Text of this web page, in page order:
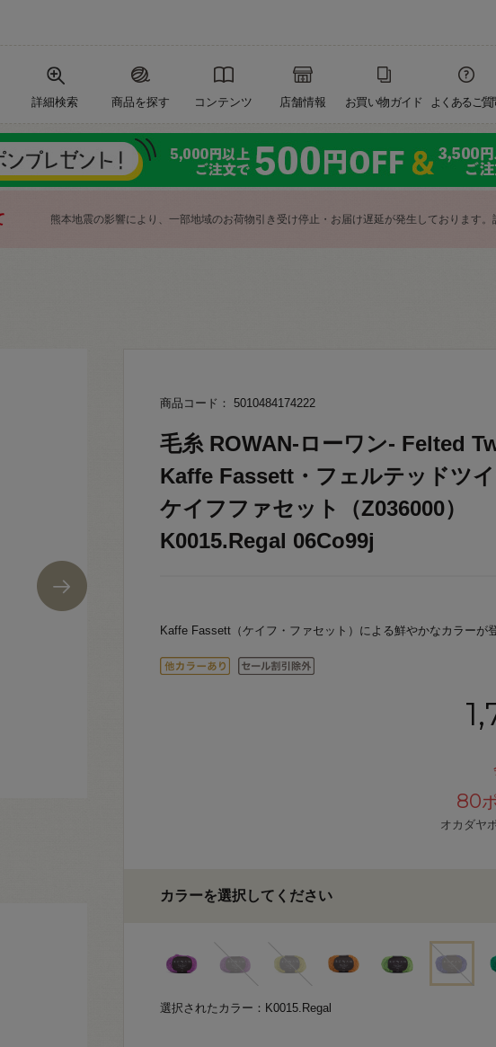
詳細検索 商品を探す コンテンツ 店舗情報 お買い物ガイド よくあるご質
熊本地震の影響により、一部地域のお荷物引き受け停止・お届け遅延が発生しております。
商品コード： 5010484174222
毛糸 ROWAN-ローワン- Felted
Kaffe Fassett・フェルテッドツ
ケイフファセット（Z036000）
K0015.Regal 06Co99j
Kaffe Fassett（ケイフ・ファセット）による鮮やかなカラーが
80
オカダヤ
カラーを選択してください
選択されたカラー：K0015.Regal